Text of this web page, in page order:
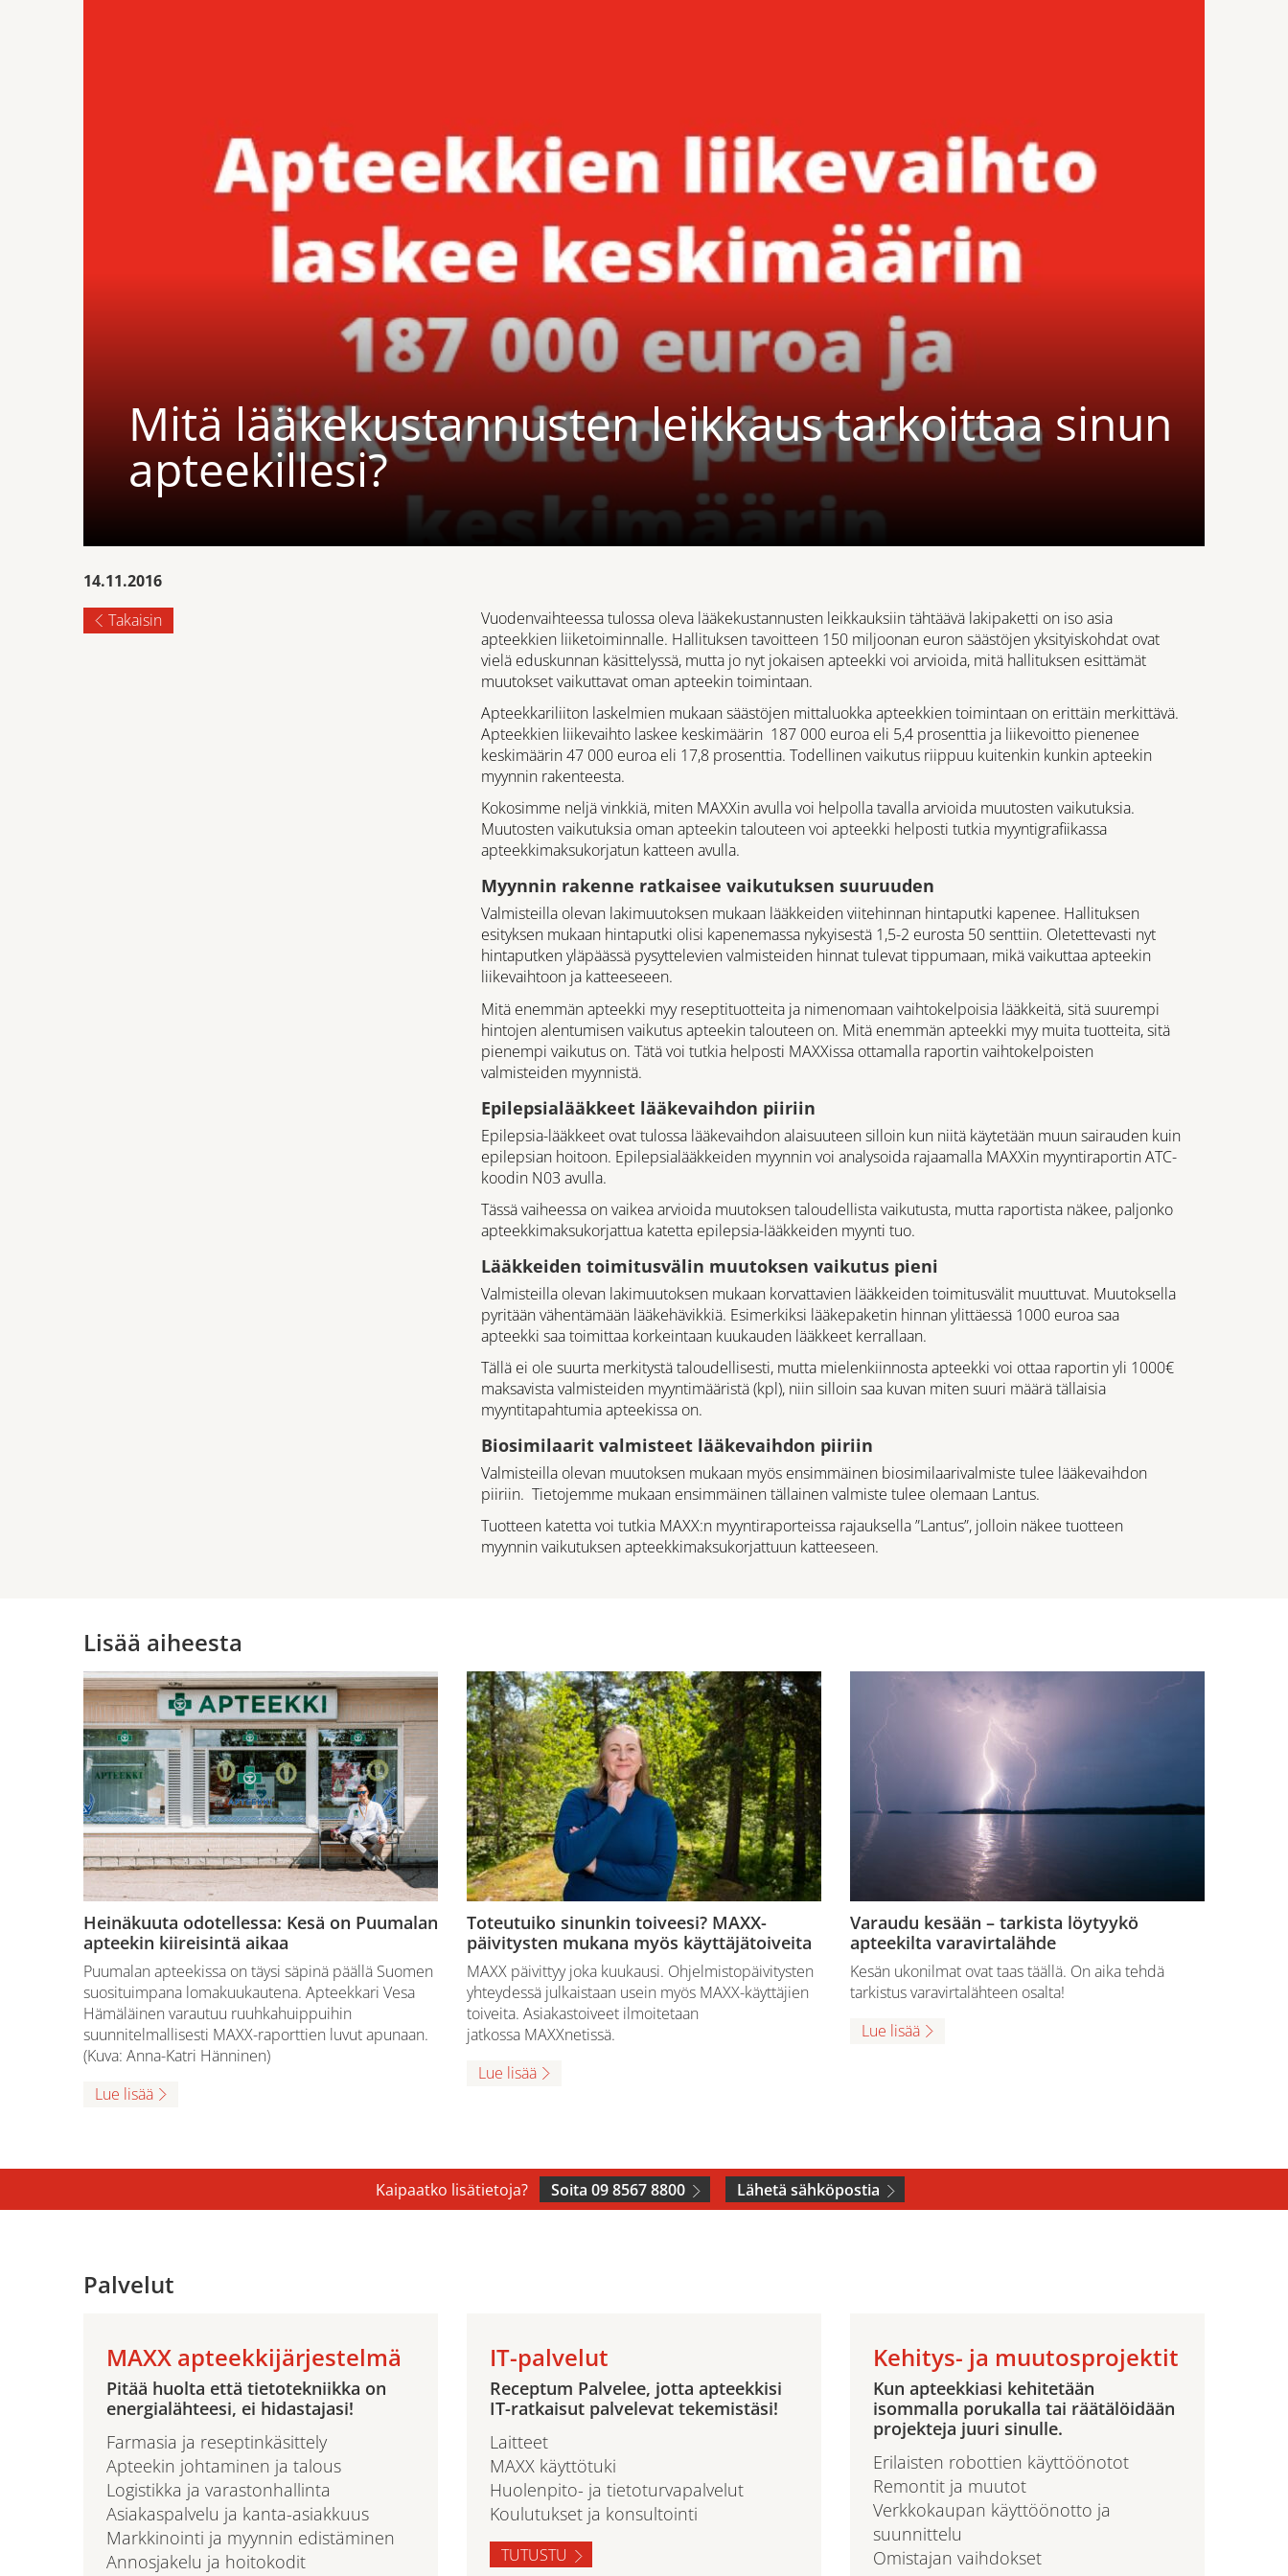
Mitä lääkekustannusten leikkaus tarkoittaa sinun
apteekillesi?
14.11.2016
Takaisin
Vuodenvaihteessa tulossa oleva lääkekustannusten leikkauksiin tähtäävä lakipaketti on iso asia
apteekkien liiketoiminnalle. Hallituksen tavoitteen 150 miljoonan euron säästöjen yksityiskohdat ovat
vielä eduskunnan käsittelyssä, mutta jo nyt jokaisen apteekki voi arvioida, mitä hallituksen esittämät
muutokset vaikuttavat oman apteekin toimintaan.
Apteekkariliiton laskelmien mukaan säästöjen mittaluokka apteekkien toimintaan on erittäin merkittävä.
Apteekkien liikevaihto laskee keskimäärin 187 000 euroa eli 5,4 prosenttia ja liikevoitto pienenee
keskimäärin 47 000 euroa eli 17,8 prosenttia. Todellinen vaikutus riippuu kuitenkin kunkin apteekin
myynnin rakenteesta.
Kokosimme neljä vinkkiä, miten MAXXin avulla voi helpolla tavalla arvioida muutosten vaikutuksia.
Muutosten vaikutuksia oman apteekin talouteen voi apteekki helposti tutkia myyntigrafiikassa
apteekkimaksukorjatun katteen avulla.
Myynnin rakenne ratkaisee vaikutuksen suuruuden
Valmisteilla olevan lakimuutoksen mukaan lääkkeiden viitehinnan hintaputki kapenee. Hallituksen
esityksen mukaan hintaputki olisi kapenemassa nykyisestä 1,5-2 eurosta 50 senttiin. Oletettevasti nyt
hintaputken yläpäässä pysyttelevien valmisteiden hinnat tulevat tippumaan, mikä vaikuttaa apteekin
liikevaihtoon ja katteeseeen.
Mitä enemmän apteekki myy reseptituotteita ja nimenomaan vaihtokelpoisia lääkkeitä, sitä suurempi
hintojen alentumisen vaikutus apteekin talouteen on. Mitä enemmän apteekki myy muita tuotteita, sitä
pienempi vaikutus on. Tätä voi tutkia helposti MAXXissa ottamalla raportin vaihtokelpoisten
valmisteiden myynnistä.
Epilepsialääkkeet lääkevaihdon piiriin
Epilepsia-lääkkeet ovat tulossa lääkevaihdon alaisuuteen silloin kun niitä käytetään muun sairauden kuin
epilepsian hoitoon. Epilepsialääkkeiden myynnin voi analysoida rajaamalla MAXXin myyntiraportin ATC-
koodin N03 avulla.
Tässä vaiheessa on vaikea arvioida muutoksen taloudellista vaikutusta, mutta raportista näkee, paljonko
apteekkimaksukorjattua katetta epilepsia-lääkkeiden myynti tuo.
Lääkkeiden toimitusvälin muutoksen vaikutus pieni
Valmisteilla olevan lakimuutoksen mukaan korvattavien lääkkeiden toimitusvälit muuttuvat. Muutoksella
pyritään vähentämään lääkehävikkiä. Esimerkiksi lääkepaketin hinnan ylittäessä 1000 euroa saa
apteekki saa toimittaa korkeintaan kuukauden lääkkeet kerrallaan.
Tällä ei ole suurta merkitystä taloudellisesti, mutta mielenkiinnosta apteekki voi ottaa raportin yli 1000€
maksavista valmisteiden myyntimääristä (kpl), niin silloin saa kuvan miten suuri määrä tällaisia
myyntitapahtumia apteekissa on.
Biosimilaarit valmisteet lääkevaihdon piiriin
Valmisteilla olevan muutoksen mukaan myös ensimmäinen biosimilaarivalmiste tulee lääkevaihdon
piiriin. Tietojemme mukaan ensimmäinen tällainen valmiste tulee olemaan Lantus.
Tuotteen katetta voi tutkia MAXX:n myyntiraporteissa rajauksella ”Lantus”, jolloin näkee tuotteen
myynnin vaikutuksen apteekkimaksukorjattuun katteeseen.
Lisää aiheesta
Heinäkuuta odotellessa: Kesä on Puumalan
apteekin kiireisintä aikaa
Puumalan apteekissa on täysi säpinä päällä Suomen
suosituimpana lomakuukautena. Apteekkari Vesa
Hämäläinen varautuu ruuhkahuippuihin
suunnitelmallisesti MAXX-raporttien luvut apunaan.
(Kuva: Anna-Katri Hänninen)
Lue lisää
Toteutuiko sinunkin toiveesi? MAXX-
päivitysten mukana myös käyttäjätoiveita
MAXX päivittyy joka kuukausi. Ohjelmistopäivitysten
yhteydessä julkaistaan usein myös MAXX-käyttäjien
toiveita. Asiakastoiveet ilmoitetaan
jatkossa MAXXnetissä.
Lue lisää
Varaudu kesään – tarkista löytyykö
apteekilta varavirtalähde
Kesän ukonilmat ovat taas täällä. On aika tehdä
tarkistus varavirtalähteen osalta!
Lue lisää
Kaipaatko lisätietoja? Soita 09 8567 8800 Lähetä sähköpostia
Palvelut
MAXX apteekkijärjestelmä
Pitää huolta että tietotekniikka on
energialähteesi, ei hidastajasi!
Farmasia ja reseptinkäsittely
Apteekin johtaminen ja talous
Logistikka ja varastonhallinta
Asiakaspalvelu ja kanta-asiakkuus
Markkinointi ja myynnin edistäminen
Annosjakelu ja hoitokodit
IT-palvelut
Receptum Palvelee, jotta apteekkisi
IT-ratkaisut palvelevat tekemistäsi!
Laitteet
MAXX käyttötuki
Huolenpito- ja tietoturvapalvelut
Koulutukset ja konsultointi
TUTUSTU
Kehitys- ja muutosprojektit
Kun apteekkiasi kehitetään
isommalla porukalla tai räätälöidään
projekteja juuri sinulle.
Erilaisten robottien käyttöönotot
Remontit ja muutot
Verkkokaupan käyttöönotto ja
suunnittelu
Omistajan vaihdokset